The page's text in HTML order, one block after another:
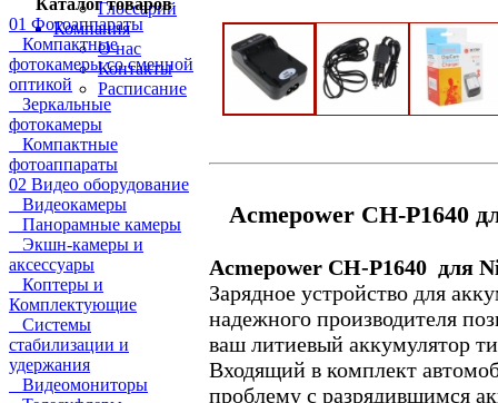
Глоссарий
Компания
О нас
Контакты
Расписание
Каталог товаров
01 Фотоаппараты
Компактные
фотокамеры со сменной
оптикой
Зеркальные
фотокамеры
Компактные
фотоаппараты
02 Видео оборудование
Видеокамеры
Панорамные камеры
Экшн-камеры и
аксессуары
Коптеры и
Комплектующие
Системы
стабилизации и
удержания
Видеомониторы
Acmepower CH-P1640
Acmepower CH-P1640 для
Зарядное устройство для
надежного производителя
ваш литиевый аккумулятор
Входящий в комплект
проблему с разрядившимся